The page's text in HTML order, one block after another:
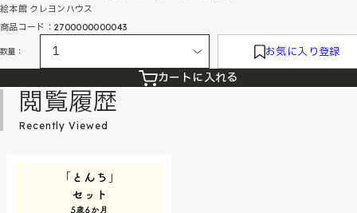
絵本館 クレヨンハウス
商品コード：2700000000043
数量： お気に入り登録
カートに入れる
閲覧履歴
Recently Viewed